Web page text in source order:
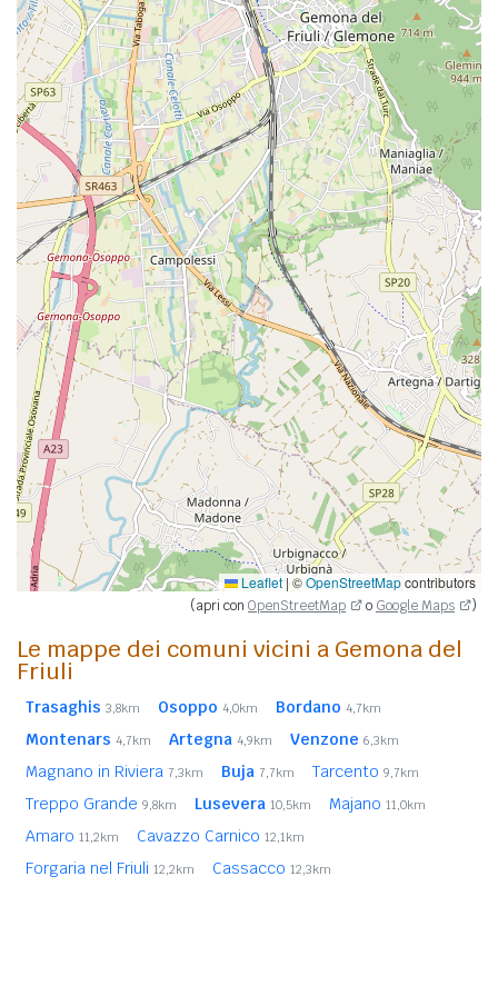
Leaflet |©OpenStreetMapcontributors
(apri con OpenStreetMap o Google Maps )
Le mappe dei comuni vicini a Gemona del
Friuli
Trasaghis 3,8km Osoppo 4,0km Bordano 4,7km
Montenars 4,7km Artegna 4,9km Venzone 6,3km
Magnano in Riviera 7,3km Buja 7,7km Tarcento 9,7km
Treppo Grande 9,8km Lusevera 10,5km Majano 11,0km
Amaro 11,2km Cavazzo Carnico 12,1km
Forgaria nel Friuli 12,2km Cassacco 12,3km